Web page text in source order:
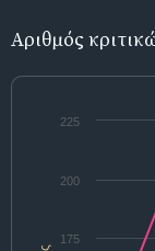
Αριθμός
200
175
225